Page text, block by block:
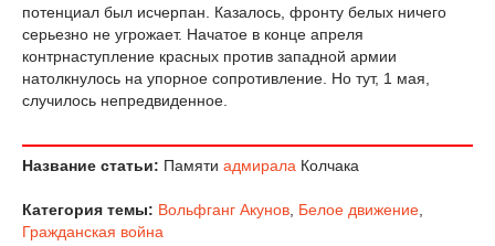
потенциал был исчерпан. Казалось, фронту белых ничего
серьезно не угрожает. Начатое в конце апреля
контрнаступление красных против западной армии
натолкнулось на упорное сопротивление. Но тут, 1 мая,
случилось непредвиденное.
Название статьи: Памяти адмирала Колчака
Категория темы: Вольфганг Акунов Белое движение
Гражданская война